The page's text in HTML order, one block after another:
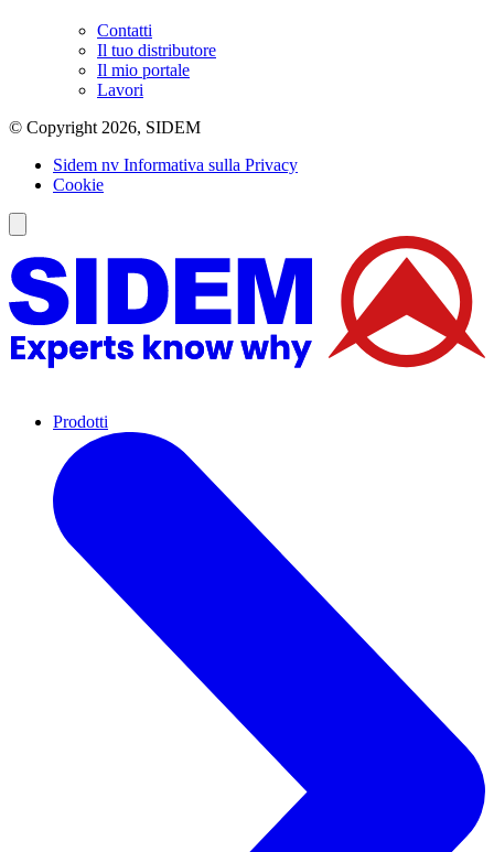
Contatti
Il tuo distributore
Il mio portale
Lavori
© Copyright 2026, SIDEM
Sidem nv Informativa sulla Privacy
Cookie
Prodotti